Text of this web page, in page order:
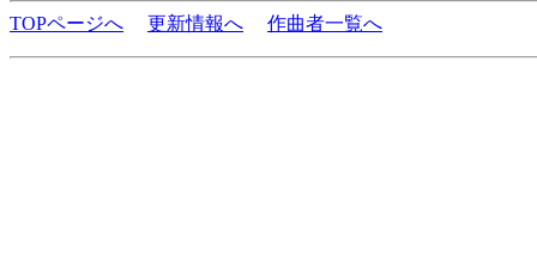
TOPページへ 更新情報へ 作曲者一覧へ